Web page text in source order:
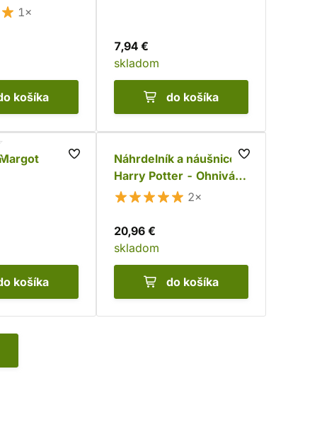
1×
košíka
7,94 €
skladom
do košíka
košíka
Náhrdelník a náušnice
Harry Potter - Ohnivá
strela
2×
20,96 €
skladom
do košíka